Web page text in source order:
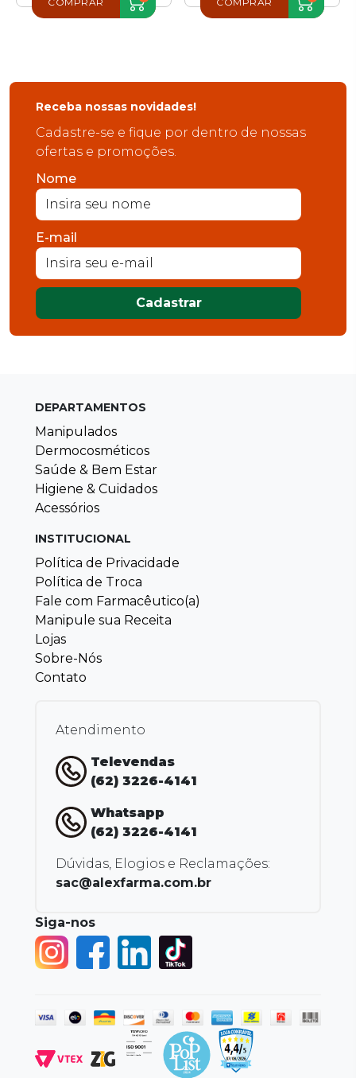
Receba nossas novidades!
Cadastre-se e fique por dentro de nossas
ofertas e promoções.
Nome
E-mail
Cadastrar
DEPARTAMENTOS
Manipulados
Dermocosméticos
Saúde & Bem Estar
Higiene & Cuidados
Acessórios
INSTITUCIONAL
Política de Privacidade
Política de Troca
Fale com Farmacêutico(a)
Manipule sua Receita
Lojas
Sobre-Nós
Contato
Atendimento
Televendas
(62) 3226-4141
Whatsapp
(62) 3226-4141
Dúvidas, Elogios e Reclamações:
sac@alexfarma.com.br
Siga-nos